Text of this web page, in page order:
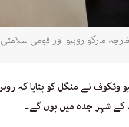
مارکو روبیو اور قومی
نے منگل کو بتایا کہ
کے شہر جدہ میں ہوں گے۔